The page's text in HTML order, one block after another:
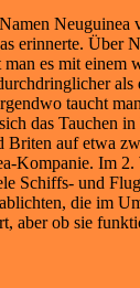
erinnerte.
es mit
taucht
das Tauchen
auf etwa
Im
und
die im
ob sie